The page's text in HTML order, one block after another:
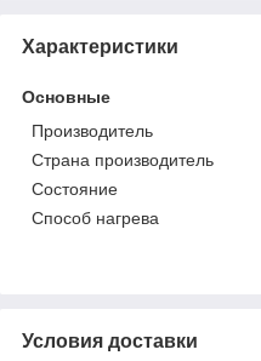
Характеристики
Основные
Производитель
Страна производитель
Состояние
Способ нагрева
Условия доставки